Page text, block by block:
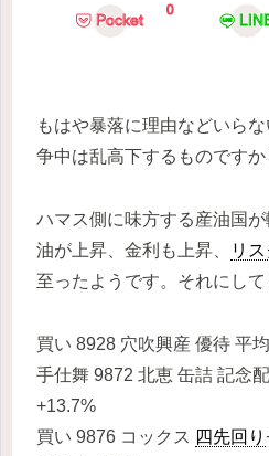
Pocket
0
もはや暴落に理由などいら
争中は乱高下するものですか
ハマス側に味方する産油国
油が上昇、金利も上昇、
リ
至ったようです。それにして
買い 8928 穴吹興産 優待 平
手仕舞 9872 北恵 缶詰 記念
+13.7%
買い 9876 コックス 四先回り